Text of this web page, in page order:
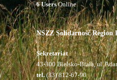
6 UsersOnline
NSZZ Solidarność Region
Sekretariat
43-300 Bielsko-Biała, ul.
tel.(33) 812-67-90